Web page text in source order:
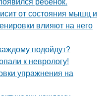
от состояния мышц и
влияют на него
подойдут?
к неврологу!
упражнения на